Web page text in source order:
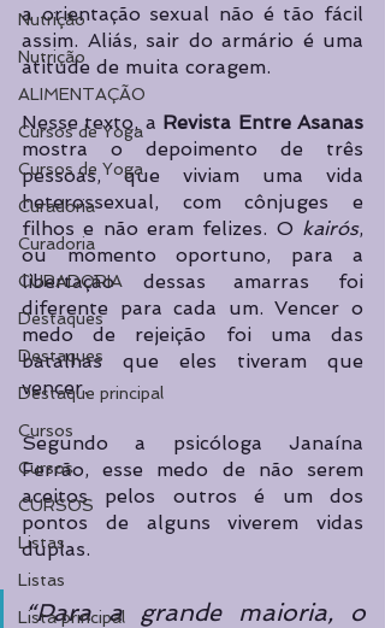
Nutrição
Nutrição
ALIMENTAÇÃO
Cursos de Yoga
Cursos de Yoga
Curadoria
Curadoria
CURADORIA
Destaques
Destaques
Destaque principal
Cursos
Cursos
CURSOS
Listas
Listas
Lista principal
a orientação sexual não é tão fácil
assim. Aliás, sair do armário é uma
atitude de muita coragem.
Nesse texto, a Revista Entre Asanas
mostra o depoimento de três
pessoas, que viviam uma vida
heterossexual, com cônjuges e
filhos e não eram felizes. O kairós,
ou momento oportuno, para a
libertação dessas amarras foi
diferente para cada um. Vencer o
medo de rejeição foi uma das
batalhas que eles tiveram que
vencer.
Segundo a psicóloga Janaína
Ferrão, esse medo de não serem
aceitos pelos outros é um dos
pontos de alguns viverem vidas
duplas.
“Para a grande maioria, o